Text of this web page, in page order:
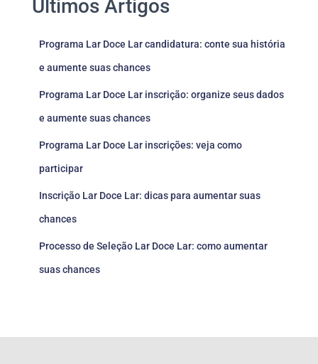
Últimos Artigos
Programa Lar Doce Lar candidatura: conte sua história
e aumente suas chances
Programa Lar Doce Lar inscrição: organize seus dados
e aumente suas chances
Programa Lar Doce Lar inscrições: veja como
participar
Inscrição Lar Doce Lar: dicas para aumentar suas
chances
Processo de Seleção Lar Doce Lar: como aumentar
suas chances